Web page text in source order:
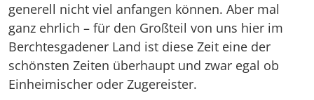
generell nicht viel anfangen können. Aber mal
ganz ehrlich – für den Großteil von uns hier im
Berchtesgadener Land ist diese Zeit eine der
schönsten Zeiten überhaupt und zwar egal ob
Einheimischer oder Zugereister.